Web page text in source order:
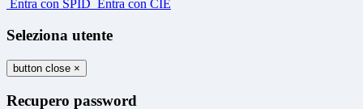
Entra con SPID Entra con CIE
Seleziona utente
button close ×
Recupero password